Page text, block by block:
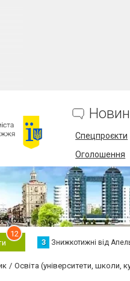
Спецпроєкти
Оголошення
12
З Знижкотижні від
Освіта (університети, школи,